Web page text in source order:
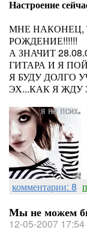
Настроение
МНЕ НАКОНЕЦ,
РОЖДЕНИЕ!!!!!!
А ЗНАЧИТ
ГИТАРА И Я
Я БУДУ ДОЛГО
ЭХ...КАК Я ЖДУ
комментарии: 8
Мы не можем
12-05-2007 17:54